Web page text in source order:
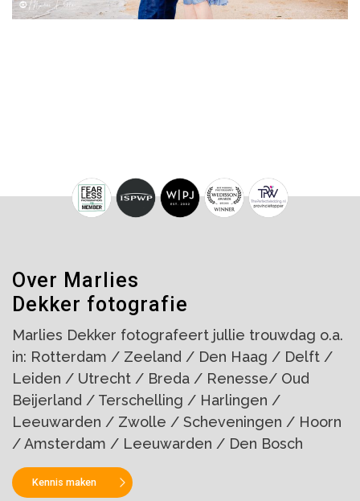
Over Marlies
Dekker fotografie
Marlies Dekker fotografeert jullie trouwdag o.a.
in: Rotterdam / Zeeland / Den Haag / Delft /
Leiden / Utrecht / Breda / Renesse/ Oud
Beijerland / Terschelling / Harlingen /
Leeuwarden / Zwolle / Scheveningen / Hoorn
/ Amsterdam / Leeuwarden / Den Bosch
Kennis maken